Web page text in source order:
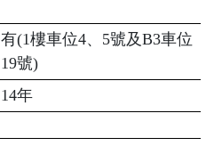
有(1樓車位4、5號及B3車位
19號)
14年